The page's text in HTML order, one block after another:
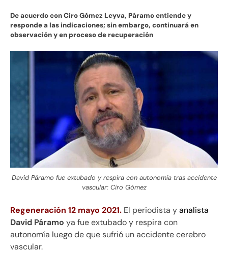
De acuerdo con Ciro Gómez Leyva, Páramo entiende y
responde a las indicaciones; sin embargo, continuará en
observación y en proceso de recuperación
David Páramo fue extubado y respira con autonomía tras accidente
vascular: Ciro Gómez
Regeneración 12 mayo 2021. El periodista yanalista
David Páramo ya fue extubado y respira con
autonomía luego de que sufrió un accidente cerebro
vascular.